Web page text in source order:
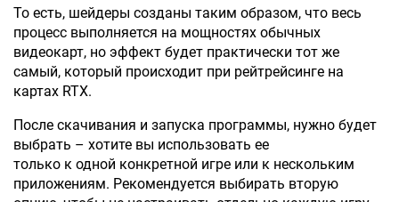
То есть, шейдеры созданы таким образом, что весь
процесс выполняется на мощностях обычных
видеокарт, но эффект будет практически тот же
самый, который происходит при рейтрейсинге на
картах RTX.
После скачивания и запуска программы, нужно будет
выбрать – хотите вы использовать ее
только к одной конкретной игре или к нескольким
приложениям. Рекомендуется выбирать вторую